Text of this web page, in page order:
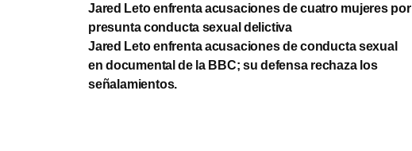
Jared Leto enfrenta acusaciones de cuatro mujeres por
presunta conducta sexual delictiva
Jared Leto enfrenta acusaciones de conducta sexual
en documental de la BBC; su defensa rechaza los
señalamientos.